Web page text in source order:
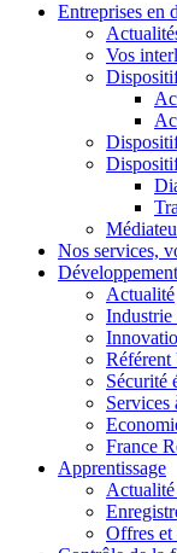
Entreprises en
Vos
Nos services,
Actualité
Référent
Sécurité
Services
France
Apprentissage
Actualité
Offres et